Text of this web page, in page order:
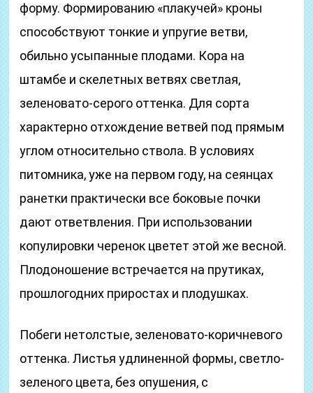
форму. Формированию «плакучей» кроны
способствуют тонкие и упругие ветви,
обильно усыпанные плодами. Кора на
штамбе и скелетных ветвях светлая,
зеленовато-серого оттенка. Для сорта
характерно отхождение ветвей под прямым
углом относительно ствола. В условиях
питомника, уже на первом году, на сеянцах
ранетки практически все боковые почки
дают ответвления. При использовании
копулировки черенок цветет этой же весной.
Плодоношение встречается на прутиках,
прошлогодних приростах и плодушках.
Побеги нетолстые, зеленовато-коричневого
оттенка. Листья удлиненной формы, светло-
зеленого цвета, без опушения, с